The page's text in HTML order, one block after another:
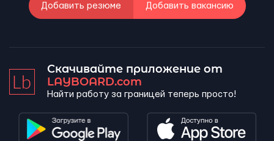
Добавить резюме Добавить вакансию
Скачивайте приложение от
LAYBOARD.com
Найти работу за границей теперь просто!